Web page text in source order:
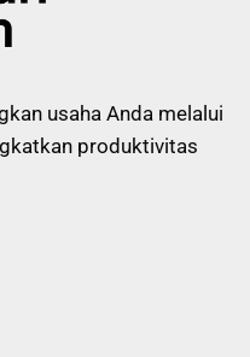
usaha Anda melalui
produktivitas